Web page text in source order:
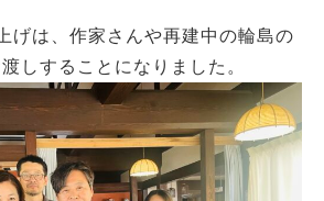
げは、作家さんや再建中の輪島の
しすることになりました。